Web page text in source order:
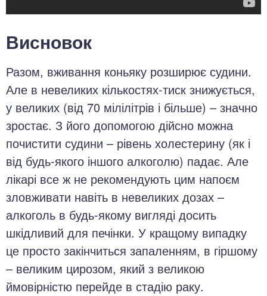
Висновок
Разом, вживання коньяку розширює судини.
Але в невеликих кількостях-тиск знижується,
у великих (від 70 мілілітрів і більше) – значно
зростає. З його допомогою дійсно можна
почистити судини – рівень холестерину (як і
від будь-якого іншого алкоголю) падає. Але
лікарі все ж не рекомендують цим напоєм
зловживати навіть в невеликих дозах –
алкоголь в будь-якому вигляді досить
шкідливий для печінки. У кращому випадку
це просто закінчиться запаленням, в гіршому
– великим цирозом, який з великою
ймовірністю перейде в стадію раку.